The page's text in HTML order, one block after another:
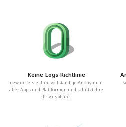
Keine-Logs-Richtlinie
gewährleistet Ihre vollständige Anonymität
aller Apps und Plattformen und schützt Ihre
Privatsphäre